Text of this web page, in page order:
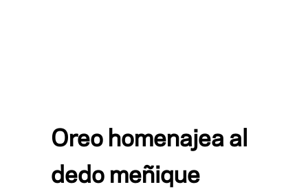
Oreo homenajea al
dedo meñique